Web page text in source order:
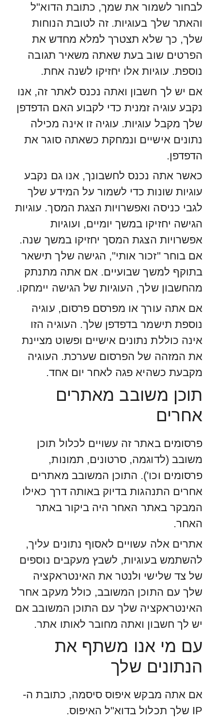
לבחור לשמור את שמך, כתובת הדוא"ל
והאתר שלך בעוגיות. זה לטובת הנוחות
שלך, כך שלא תצטרך למלא מחדש את
הפרטים שוב בעת שאתה משאיר תגובה
נוספת. עוגיות אלו יחזיקו לשנה אחת.
אם יש לך חשבון ואתה נכנס לאתר זה, אנו
נקבע עוגיה זמנית כדי לקבוע האם הדפדפן
שלך מקבל עוגיות. עוגיה זו אינה מכילה
נתונים אישיים ונמחקת כשאתה סוגר את
הדפדפן.
כאשר אתה נכנס לחשבונך, אנו גם נקבע
עוגיות שונות כדי לשמור על המידע שלך
לגבי כניסה ואפשרויות הצגת המסך. עוגיות
הגישה יחזיקו במשך יומיים, ועוגיות
אפשרויות הצגת המסך יחזיקו במשך שנה.
אם בוחר "זכור אותי", הגישה שלך תישאר
בתוקף למשך שבועיים. אם אתה מתנתק
מהחשבון שלך, העוגיות של הגישה יימחקו.
אם אתה עורך או מפרסם פרסום, עוגיה
נוספת תישמר בדפדפן שלך. העוגיה הזו
אינה כוללת נתונים אישיים ופשוט מציינת
את המזהה של הפרסום שערכת. העוגיה
מקבעת כשהיא פגה לאחר יום אחד.
תוכן משובב מאתרים
אחרים
פרסומים באתר זה עשויים לכלול תוכן
משובב (לדוגמה, סרטונים, תמונות,
פרסומים וכו'). התוכן המשובב מאתרים
אחרים התנהגות בדיוק באותה דרך כאילו
המבקר באתר האחר היה ביקור באתר
האחר.
אתרים אלה עשויים לאסוף נתונים עליך,
להשתמש בעוגיות, לשבץ מעקבים נוספים
של צד שלישי ולנטר את האינטראקציה
שלך עם התוכן המשובב, כולל מעקב אחר
האינטראקציה שלך עם התוכן המשובב אם
יש לך חשבון ואתה מחובר לאותו אתר.
עם מי אנו משתף את
הנתונים שלך
אם אתה מבקש איפוס סיסמה, כתובת ה-
IP שלך תכלול בדוא"ל האיפוס.